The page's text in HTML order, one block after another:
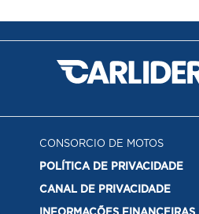
CONSORCIO DE MOTOS
POLÍTICA DE PRIVACIDADE
CANAL DE PRIVACIDADE